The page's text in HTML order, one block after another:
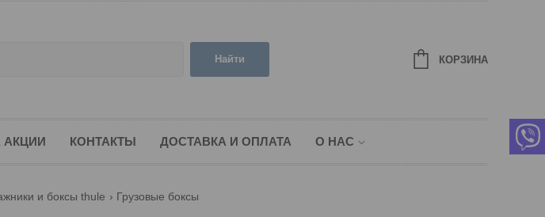
Найти КОРЗИНА
АКЦИИ КОНТАКТЫ ДОСТАВКА И ОПЛАТА О НАС
и боксы thule Грузовые боксы